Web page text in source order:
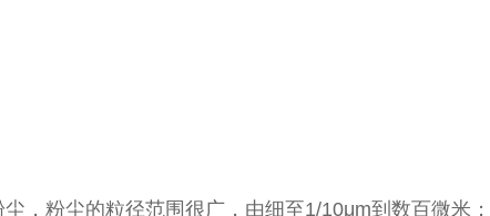
，粉尘的粒径范围很广，由细至1/10μm到数百微米；